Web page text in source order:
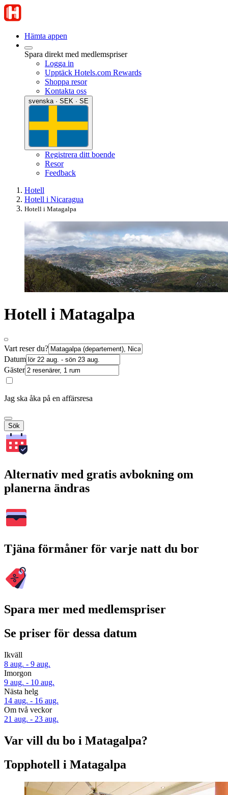
Hämta appen
Spara direkt med medlemspriser
Logga in
Upptäck Hotels.com Rewards
Shoppa resor
Kontakta oss
svenska · SEK · SE
Registrera ditt boende
Resor
Feedback
Hotell
Hotell i Nicaragua
Hotell i Matagalpa
Hotell i Matagalpa
Vart reser du?
Datum
Gäster
Jag ska åka på en affärsresa
Sök
Alternativ med gratis avbokning om
planerna ändras
Tjäna förmåner för varje natt du bor
Spara mer med medlemspriser
Se priser för dessa datum
Ikväll
8 aug. - 9 aug.
Imorgon
9 aug. - 10 aug.
Nästa helg
14 aug. - 16 aug.
Om två veckor
21 aug. - 23 aug.
Var vill du bo i Matagalpa?
Topphotell i Matagalpa